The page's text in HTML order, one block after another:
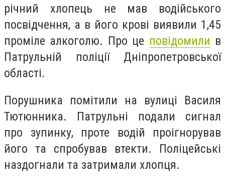
річний хлопець не мав водійського
посвідчення, а в його крові виявили 1,45
проміле алкоголю. Про це повідомили в
Патрульній поліції Дніпропетровської
області.
Порушника помітили на вулиці Василя
Тютюнника. Патрульні подали сигнал
про зупинку, проте водій проігнорував
його та спробував втекти. Поліцейські
наздогнали та затримали хлопця.